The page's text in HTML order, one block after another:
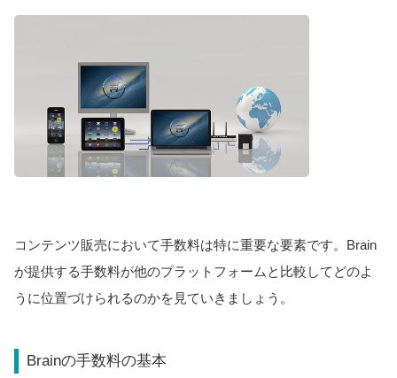
コンテンツ販売において手数料は特に重要な要素です。Brain
が提供する手数料が他のプラットフォームと比較してどのよ
うに位置づけられるのかを見ていきましょう。
Brainの手数料の基本